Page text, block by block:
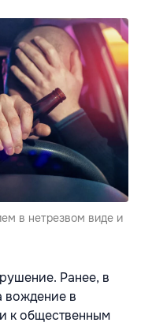
в нетрезвом виде и
Ранее, в
вождение в
к общественным